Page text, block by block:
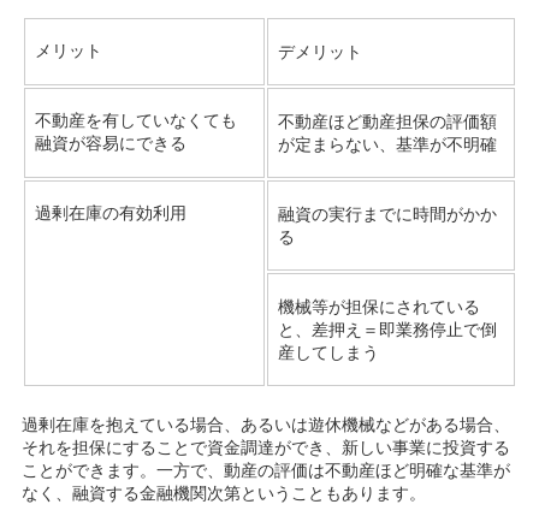
メリット デメリット
不動産を有していなくても
融資が容易にできる
不動産ほど動産担保の評価額
が定まらない、基準が不明確
過剰在庫の有効利用
融資の実行までに時間がかか
る
機械等が担保にされている
と、差押え＝即業務停止で倒
産してしまう
過剰在庫を抱えている場合、あるいは遊休機械などがある場合、
それを担保にすることで資金調達ができ、新しい事業に投資する
ことができます。一方で、動産の評価は不動産ほど明確な基準が
なく、融資する金融機関次第ということもあります。